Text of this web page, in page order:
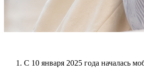
С 10 января 2025 года началась